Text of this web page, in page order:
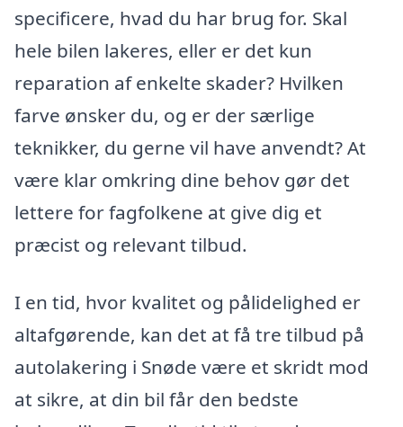
specificere, hvad du har brug for. Skal
hele bilen lakeres, eller er det kun
reparation af enkelte skader? Hvilken
farve ønsker du, og er der særlige
teknikker, du gerne vil have anvendt? At
være klar omkring dine behov gør det
lettere for fagfolkene at give dig et
præcist og relevant tilbud.
I en tid, hvor kvalitet og pålidelighed er
altafgørende, kan det at få tre tilbud på
autolakering i Snøde være et skridt mod
at sikre, at din bil får den bedste